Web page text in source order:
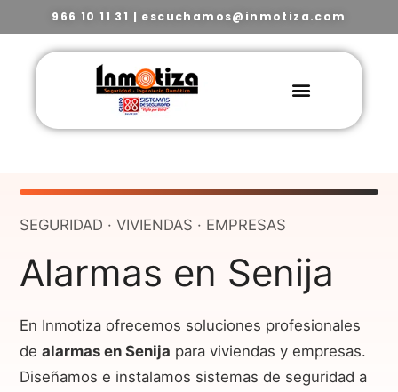
966 10 11 31 | escuchamos@inmotiza.com
SEGURIDAD · VIVIENDAS · EMPRESAS
Alarmas en Senija
En Inmotiza ofrecemos soluciones profesionales
de alarmas en Senija para viviendas y empresas.
Diseñamos e instalamos sistemas de seguridad a